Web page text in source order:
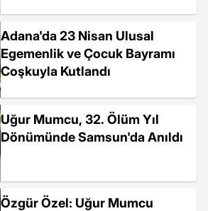
Adana'da 23 Nisan Ulusal
Egemenlik ve Çocuk Bayramı
Coşkuyla Kutlandı
Uğur Mumcu, 32. Ölüm Yıl
Dönümünde Samsun'da Anıldı
Özgür Özel: Uğur Mumcu